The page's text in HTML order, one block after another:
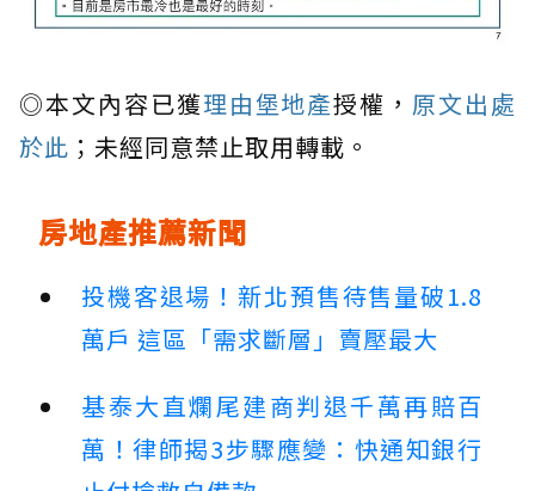
◎本文內容已獲理由堡地產授權， 原文出處
於此 ；未經同意禁止取用轉載。
房地產推薦新聞
投機客退場！新北預售待售量破1.8
萬戶 這區「需求斷層」賣壓最大
基泰大直爛尾建商判退千萬再賠百
萬！律師揭3步驟應變：快通知銀行